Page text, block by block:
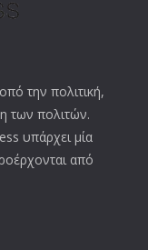
την πολιτική,
των πολιτών.
υπάρχει μία
από